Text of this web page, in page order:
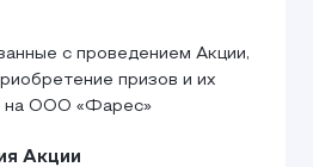
с проведением Акции,
призов и их
на ООО «Фарес»
Акции